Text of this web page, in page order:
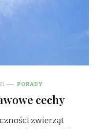
PORADY
cechy
zwierząt